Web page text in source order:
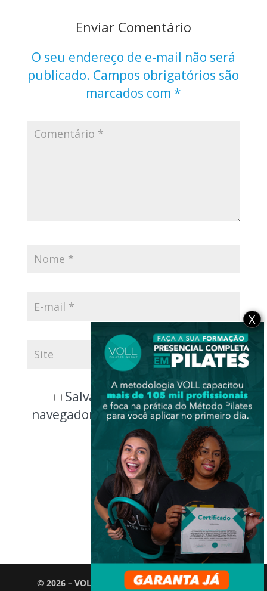
Enviar Comentário
O seu endereço de e-mail não será
publicado. Campos obrigatórios são
marcados com *
Salvar meus dados neste
navegador para a próxima vez que
eu comentar.
© 2026 – VOLL Pilates Group. Todos os direitos
X